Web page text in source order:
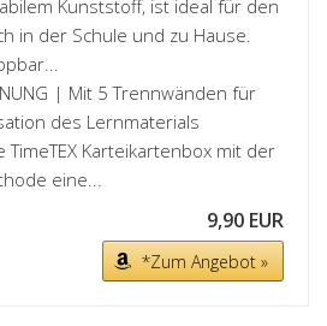
Kunststoff, ist ideal für den
in der Schule und zu Hause.
| Mit 5 Trennwänden für
des Lernmaterials
Karteikartenbox mit der
eine...
9,90 EUR
*Zum Angebot »